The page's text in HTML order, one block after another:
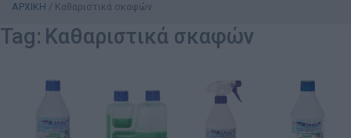
ΕΚΔΟΣΕΙΣ
ΨΑΡΕΜΑ ΑΠΟ ΑΚΤΗ
ΨΑΡΟΤΟΥΦΕΚΟ
ΑΡΧΙΚΗ / Καθαριστικά σκαφών
Tag: Καθαριστικά σκαφών